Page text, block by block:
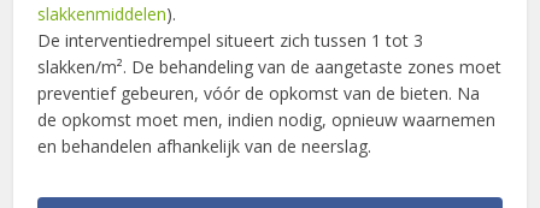
slakkenmiddelen).
De interventiedrempel situeert zich tussen 1 tot 3
slakken/m². De behandeling van de aangetaste zones moet
preventief gebeuren, vóór de opkomst van de bieten. Na
de opkomst moet men, indien nodig, opnieuw waarnemen
en behandelen afhankelijk van de neerslag.